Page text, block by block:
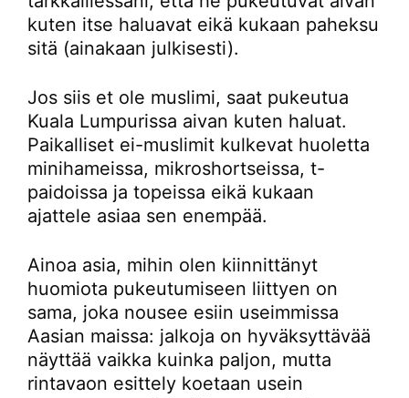
kuten itse haluavat eikä kukaan paheksu
sitä (ainakaan julkisesti).
Jos siis et ole muslimi, saat pukeutua
Kuala Lumpurissa aivan kuten haluat.
Paikalliset ei-muslimit kulkevat huoletta
minihameissa, mikroshortseissa, t-
paidoissa ja topeissa eikä kukaan
ajattele asiaa sen enempää.
Ainoa asia, mihin olen kiinnittänyt
huomiota pukeutumiseen liittyen on
sama, joka nousee esiin useimmissa
Aasian maissa: jalkoja on hyväksyttävää
näyttää vaikka kuinka paljon, mutta
rintavaon esittely koetaan usein